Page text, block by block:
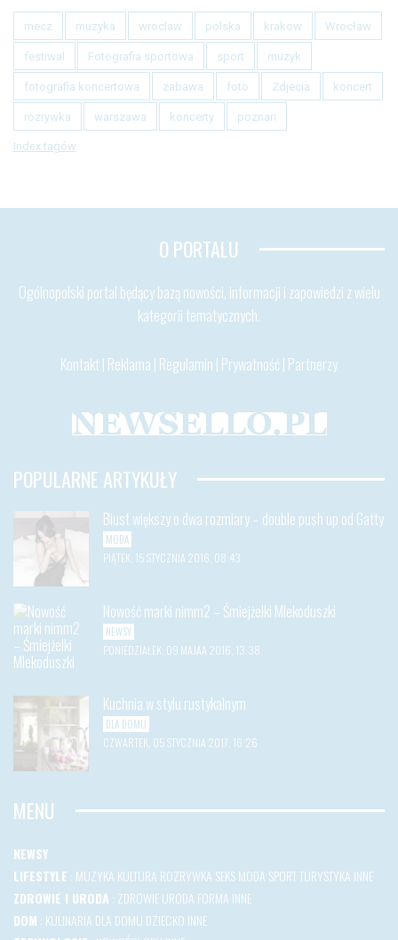
mecz muzyka wroclaw polska krakow Wrocław
festiwal Fotografia sportowa sport muzyk
fotografia koncertowa zabawa foto Zdjecia koncert
rozrywka warszawa koncerty poznan
Index tagów
O PORTALU
Ogólnopolski portal będący bazą nowości, informacji i zapowiedzi z wielu
kategorii tematycznych.
Kontakt | Reklama | Regulamin | Prywatność| Partnerzy
POPULARNE ARTYKUŁY
Biust większy o dwa rozmiary – double push up od Gatty
MODA
PIĄTEK, 15 STYCZNIA 2016, 08:43
Nowość marki nimm2 – Śmiejżelki Mlekoduszki
NEWSY
PONIEDZIAŁEK, 09 MAJAA 2016, 13:38
Kuchnia w stylu rustykalnym
DLA DOMU
CZWARTEK, 05 STYCZNIA 2017, 16:26
MENU
NEWSY
LIFESTYLE : MUZYKA KULTURA ROZRYWKA SEKSMODA SPORTTURYSTYKA INNE
ZDROWIE I URODA : ZDROWIEURODA FORMA INNE
DOM : KULINARIA DLA DOMU DZIECKO INNE